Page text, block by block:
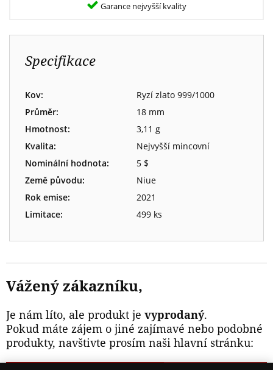
Garance nejvyšší kvality
Specifikace
Kov:
Ryzí zlato 999/1000
Průměr:
18 mm
Hmotnost:
3,11 g
Kvalita:
Nejvyšší mincovní
Nominální hodnota:
5 $
Země původu:
Niue
Rok emise:
2021
Limitace:
499 ks
Vážený zákazníku,
Je nám líto, ale produkt je vyprodaný.
Pokud máte zájem o jiné zajímavé nebo podobné
produkty, navštivte prosím naši hlavní stránku: